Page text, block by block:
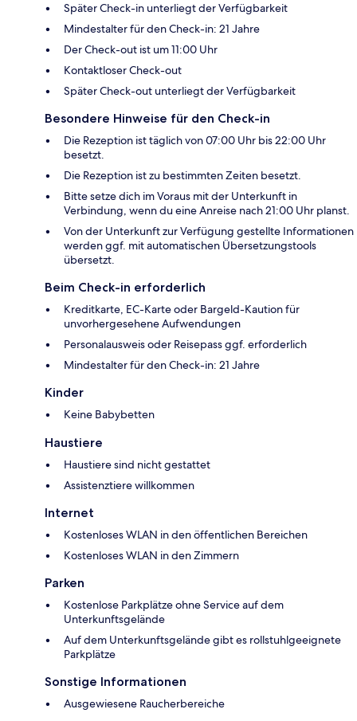
Später Check-in unterliegt der Verfügbarkeit
Mindestalter für den Check-in: 21 Jahre
Der Check-out ist um 11:00 Uhr
Kontaktloser Check-out
Später Check-out unterliegt der Verfügbarkeit
Besondere Hinweise für den Check-in
Die Rezeption ist täglich von 07:00 Uhr bis 22:00 Uhr
besetzt.
Die Rezeption ist zu bestimmten Zeiten besetzt.
Bitte setze dich im Voraus mit der Unterkunft in
Verbindung, wenn du eine Anreise nach 21:00 Uhr planst.
Von der Unterkunft zur Verfügung gestellte Informationen
werden ggf. mit automatischen Übersetzungstools
übersetzt.
Beim Check-in erforderlich
Kreditkarte, EC-Karte oder Bargeld-Kaution für
unvorhergesehene Aufwendungen
Personalausweis oder Reisepass ggf. erforderlich
Mindestalter für den Check-in: 21 Jahre
Kinder
Keine Babybetten
Haustiere
Haustiere sind nicht gestattet
Assistenztiere willkommen
Internet
Kostenloses WLAN in den öffentlichen Bereichen
Kostenloses WLAN in den Zimmern
Parken
Kostenlose Parkplätze ohne Service auf dem
Unterkunftsgelände
Auf dem Unterkunftsgelände gibt es rollstuhlgeeignete
Parkplätze
Sonstige Informationen
Ausgewiesene Raucherbereiche